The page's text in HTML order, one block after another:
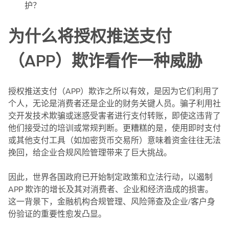
护？
为什么将授权推送支付
（APP）欺诈看作一种威胁
授权推送支付（APP）欺诈之所以有效，是因为它们利用了
个人，无论是消费者还是企业的财务关键人员。骗子利用社
交开发技术欺骗或迷惑受害者进行支付转账，即使这违背了
他们接受过的培训或常规判断。更糟糕的是，使用即时支付
或其他支付工具（如加密货币交易所）意味着资金往往无法
挽回，给企业合规风险管理带来了巨大挑战。
因此，世界各国政府已开始制定政策和立法行动，以遏制
APP 欺诈的增长及其对消费者、企业和经济造成的损害。
这一背景下，金融机构合规管理、风险筛查及企业/客户身
份验证的重要性愈发凸显。